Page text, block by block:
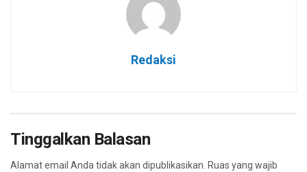
Redaksi
Tinggalkan Balasan
Alamat email Anda tidak akan dipublikasikan. Ruas yang wajib